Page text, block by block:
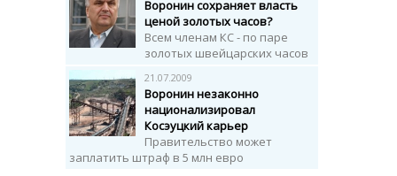
Воронин сохраняет власть
ценой золотых часов?
Всем членам КС - по паре
золотых швейцарских часов
21.07.2009
Воронин незаконно
национализировал
Косэуцкий карьер
Правительство может
заплатить штраф в 5 млн евро